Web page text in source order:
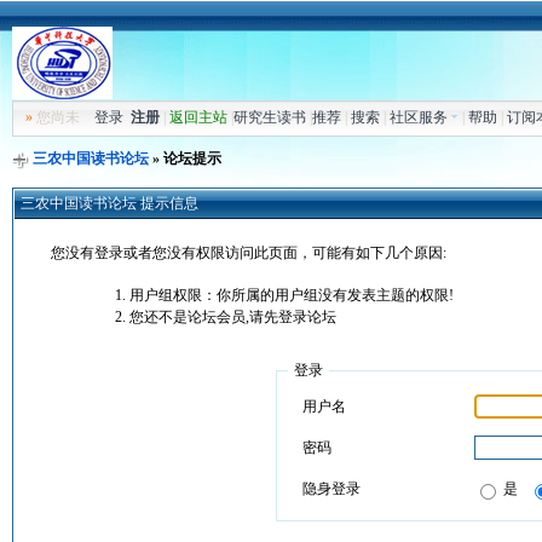
»您尚未 登录 注册| 返回主站| 研究生读书| 推荐| 搜索| 社区服务 帮助 订阅
三农中国读书论坛» 论坛提示
三农中国读书论坛 提示信息
您没有登录或者您没有权限访问此页面，可能有如下几个原因:
用户组权限：你所属的用户组没有发表主题的权限!
您还不是论坛会员,请先登录论坛
登录
用户名
密码
隐身登录 是